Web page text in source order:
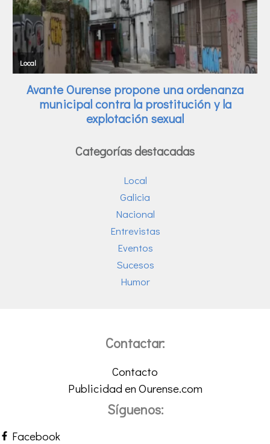
Categorías destacadas
Local
Galicia
Nacional
Entrevistas
Eventos
Sucesos
Humor
Contactar:
Contacto
Publicidad en Ourense.com
Síguenos:
Facebook